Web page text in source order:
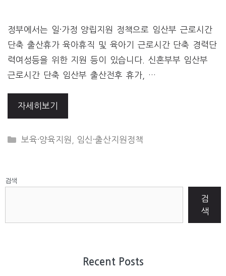
정부에서는 일·가정 양립지원 정책으로 임산부 근로시간
단축 출산휴가 육아휴직 및 육아기 근로시간 단축 경력단
력여성등을 위한 지원 등이 있습니다. 신혼부부 임산부
근로시간 단축 임산부 출산전후 휴가, …
자세히보기
CATEGORIES
보육·양육지원 임신·출산지원정책
검색
검
색
Recent Posts